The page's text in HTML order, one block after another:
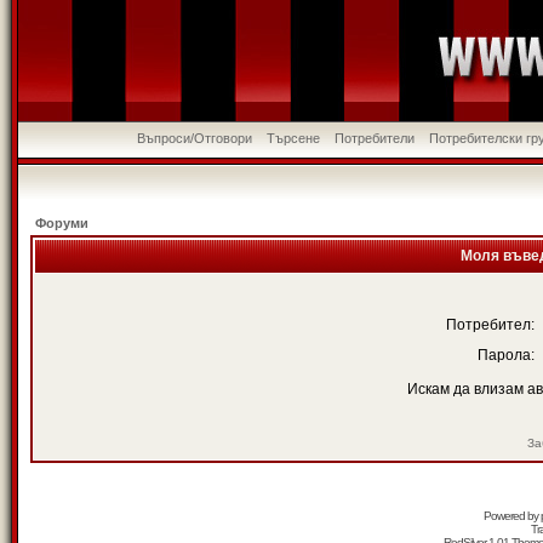
Въпроси/Отговори Търсене Потребители Потребителски
Форуми
Моля
Потребител:
Парола:
Искам да влизам
Powered by